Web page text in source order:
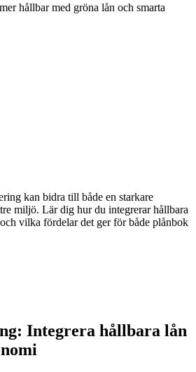
hållbar med gröna lån och smarta
kan bidra till både en starkare
miljö. Lär dig hur du integrerar hållbara
vilka fördelar det ger för både plånbok
Integrera hållbara lån